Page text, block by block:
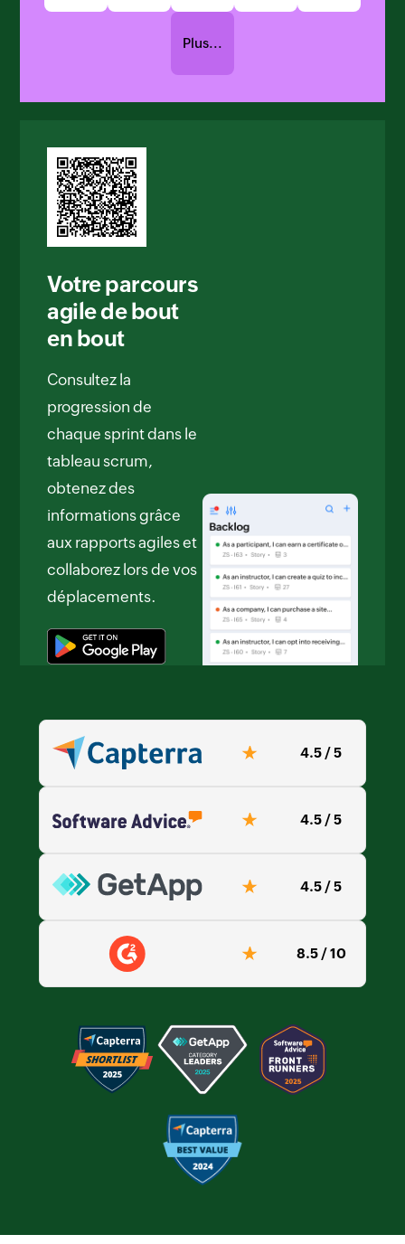
Plus...
Votre parcours
agile de bout
en bout
Consultez la
progression de
chaque sprint dans le
tableau scrum,
obtenez des
informations grâce
aux rapports agiles et
collaborez lors de vos
déplacements.
4.5 / 5
4.5 / 5
4.5 / 5
8.5 / 10